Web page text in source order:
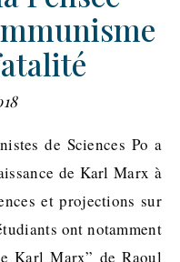
de Karl Marx à
et projections sur
ont notamment
Karl Marx” de Raoul